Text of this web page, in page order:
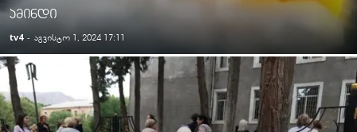
ამინდი
tv4 - აგვისტო 1, 2024 17:11